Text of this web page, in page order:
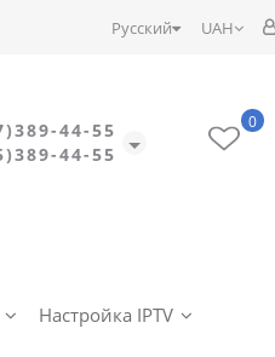
UAH
Русский
44-55
44-55
0
Настройка IPTV